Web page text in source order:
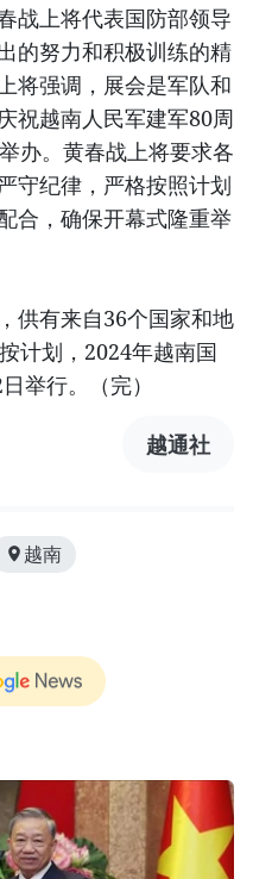
战上将代表国防部领导
的努力和积极训练的精
将强调，展会是军队和
祝越南人民军建军80周
办。黄春战上将要求各
守纪律，严格按照计划
合，确保开幕式隆重举
供有来自36个国家和地
计划，2024年越南国
举行。（完）
越通社
越南